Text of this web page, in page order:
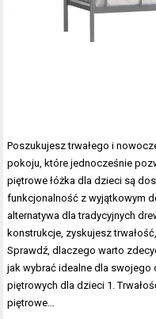
Poszukujesz trwałego i
pokoju, które jednocześnie
piętrowe łóżka dla dzieci są
funkcjonalność z wyjątkowym
alternatywa dla tradycyjnych
konstrukcje, zyskujesz
Sprawdź, dlaczego warto
jak wybrać idealne dla swojego
piętrowych dla dzieci 1.
piętrowe…